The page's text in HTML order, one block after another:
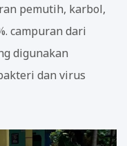
pemutih, karbol,
campuran dari
digunakan
dan virus